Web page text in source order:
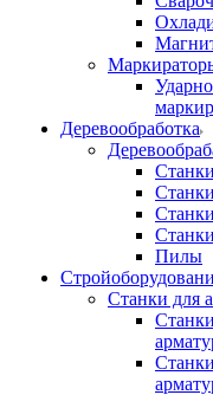
Деревообработка
Пилы
Станки для